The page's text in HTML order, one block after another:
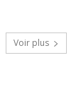
Voir plus